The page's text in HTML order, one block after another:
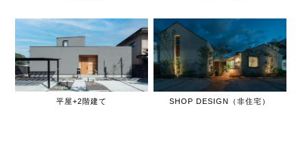
平屋+2階建て SHOP DESIGN（非住宅）